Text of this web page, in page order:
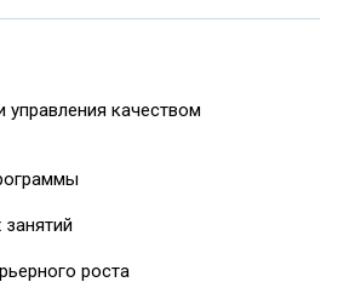
управления качеством
роста